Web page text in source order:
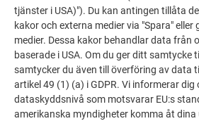
MONTERING AV RÄNNGAVEL
VARIANT 2
I den här videon visas monteringen av
ränngaveln på en PREFA rektangulär
tjänster i USA)"). Du kan antingen tillåta
kakor och externa medier via "Spara"
medier. Dessa kakor behandlar data från
baserade i USA. Om du ger ditt samtycke
samtycker du även till överföring av data
artikel 49 (1) (a) i GDPR. Vi informerar dig
dataskyddsnivå som motsvarar EU:s
amerikanska myndigheter komma åt